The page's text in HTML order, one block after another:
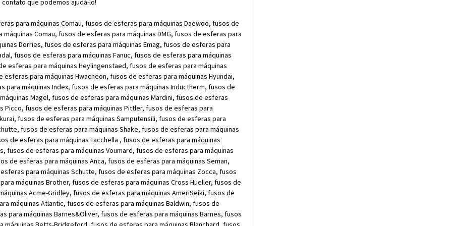
que podemos ajudá-lo!
para máquinas Comau, fusos de esferas para máquinas Daewoo, fusos de
Comau, fusos de esferas para máquinas DMG, fusos de esferas para
Dorries, fusos de esferas para máquinas Emag, fusos de esferas para
fusos de esferas para máquinas Fanuc, fusos de esferas para máquinas
esferas para máquinas Heylingenstaed, fusos de esferas para máquinas
para máquinas Hwacheon, fusos de esferas para máquinas Hyundai,
máquinas Index, fusos de esferas para máquinas Inductherm, fusos de
Magel, fusos de esferas para máquinas Mardini, fusos de esferas
Picco, fusos de esferas para máquinas Pittler, fusos de esferas para
fusos de esferas para máquinas Samputensili, fusos de esferas para
fusos de esferas para máquinas Shake, fusos de esferas para máquinas
de esferas para máquinas Tacchella , fusos de esferas para máquinas
fusos de esferas para máquinas Voumard, fusos de esferas para máquinas
de esferas para máquinas Anca, fusos de esferas para máquinas Seman,
para máquinas Schutte, fusos de esferas para máquinas Zocca, fusos
máquinas Brother, fusos de esferas para máquinas Cross Hueller, fusos de
Acme-Gridley, fusos de esferas para máquinas AmeriSeiki, fusos de
máquinas Atlantic, fusos de esferas para máquinas Baldwin, fusos de
para máquinas Barnes&Oliver, fusos de esferas para máquinas Barnes, fusos